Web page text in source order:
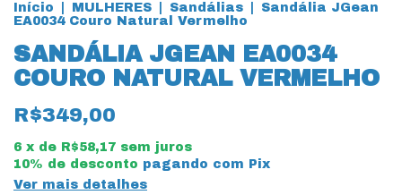
Início MULHERES Sandálias
Sandália JGean
EA0034 Couro Natural Vermelho
SANDÁLIA JGEAN EA0034
COURO NATURAL VERMELHO
R$349,00
6 x de R$58,17 sem juros
10% de desconto pagando com Pix
Ver mais detalhes